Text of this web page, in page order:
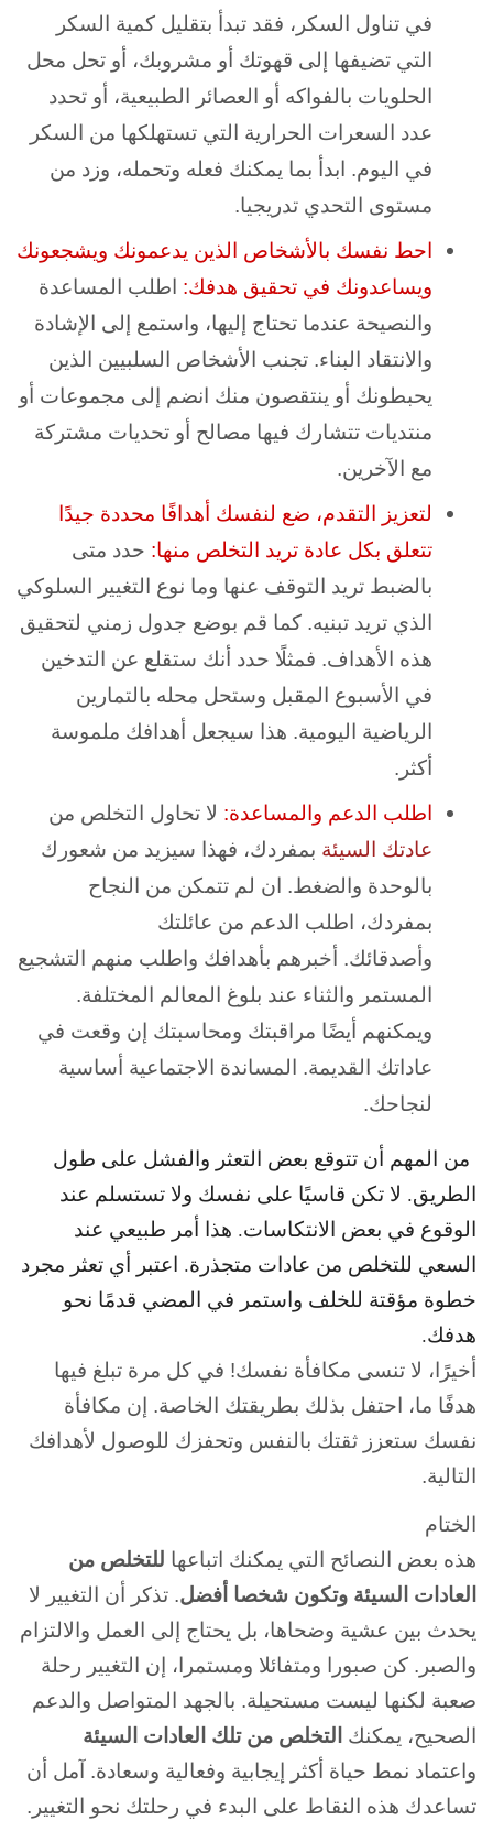
في تناول السكر، فقد تبدأ بتقليل كمية السكر
التي تضيفها إلى قهوتك أو مشروبك، أو تحل محل
الحلويات بالفواكه أو العصائر الطبيعية، أو تحدد
عدد السعرات الحرارية التي تستهلكها من السكر
في اليوم. ابدأ بما يمكنك فعله وتحمله، وزد من
مستوى التحدي تدريجيا.
احط نفسك بالأشخاص الذين يدعمونك ويشجعونك
ويساعدونك في تحقيق هدفك: اطلب المساعدة
والنصيحة عندما تحتاج إليها، واستمع إلى الإشادة
والانتقاد البناء. تجنب الأشخاص السلبيين الذين
يحبطونك أو ينتقصون منك انضم إلى مجموعات أو
منتديات تتشارك فيها مصالح أو تحديات مشتركة
مع الآخرين.
لتعزيز التقدم، ضع لنفسك أهدافًا محددة جيدًا
تتعلق بكل عادة تريد التخلص منها: حدد متى
بالضبط تريد التوقف عنها وما نوع التغيير السلوكي
الذي تريد تبنيه. كما قم بوضع جدول زمني لتحقيق
هذه الأهداف. فمثلًا حدد أنك ستقلع عن التدخين
في الأسبوع المقبل وستحل محله بالتمارين
الرياضية اليومية. هذا سيجعل أهدافك ملموسة
أكثر.
طلب الدعم والمساعدة: لا تحاول التخلص من
عادتك السيئة بمفردك، فهذا سيزيد من شعورك
بالوحدة والضغط. ان لم تتمكن من النجاح
بمفردك، اطلب الدعم من عائلتك
وأصدقائك. أخبرهم بأهدافك واطلب منهم التشجيع
المستمر والثناء عند بلوغ المعالم المختلفة.
ويمكنهم أيضًا مراقبتك ومحاسبتك إن وقعت في
عاداتك القديمة. المساندة الاجتماعية أساسية
لنجاحك.
من المهم أن تتوقع بعض التعثر والفشل على طول
الطريق. لا تكن قاسيًا على نفسك ولا تستسلم عند
الوقوع في بعض الانتكاسات. هذا أمر طبيعي عند
السعي للتخلص من عادات متجذرة. اعتبر أي تعثر مجرد
خطوة مؤقتة للخلف واستمر في المضي قدمًا نحو
هدفك.
أخيرًا، لا تنسى مكافأة نفسك! في كل مرة تبلغ فيها
هدفًا ما، احتفل بذلك بطريقتك الخاصة. إن مكافأة
نفسك ستعزز ثقتك بالنفس وتحفزك للوصول لأهدافك
التالية.
الختام
هذه بعض النصائح التي يمكنك اتباعها للتخلص من
العادات السيئة وتكون شخصا أفضل. تذكر أن التغيير لا
يحدث بين عشية وضحاها، بل يحتاج إلى العمل والالتزام
والصبر. كن صبورا ومتفائلا ومستمرا، إن التغيير رحلة
صعبة لكنها ليست مستحيلة. بالجهد المتواصل والدعم
الصحيح، يمكنك التخلص من تلك العادات السيئة
واعتماد نمط حياة أكثر إيجابية وفعالية وسعادة. آمل أن
تساعدك هذه النقاط على البدء في رحلتك نحو التغيير.